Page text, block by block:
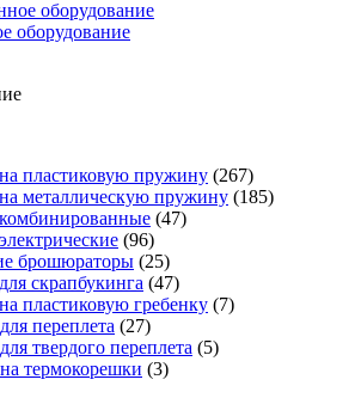
оборудование
оборудование
пластиковую пружину (267)
металлическую пружину (185)
(47)
(96)
брошюраторы (25)
скрапбукинга (47)
пластиковую гребенку (7)
переплета (27)
твердого переплета (5)
термокорешки (3)